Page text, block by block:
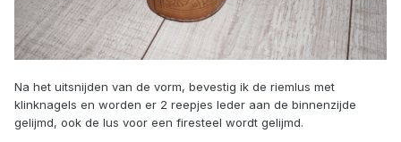
Na het uitsnijden van de vorm, bevestig ik de riemlus met
klinknagels en worden er 2 reepjes leder aan de binnenzijde
gelijmd, ook de lus voor een firesteel wordt gelijmd.